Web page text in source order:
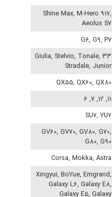
Shine Max, M-Hero 917,
Aeolus S7
G6, G9, P7
Giulia, Stelvio, Tonale, 33
Stradale, Junior
QX55, QX60, QX80
11, 12, 7, 6
SU7, YU7
GV60, GV70, GV80, G70,
G80, G90
Corsa, Mokka, Astra
Xingyui, BoYue, Emgrand,
Galaxy L6, Galaxy E8,
Galaxy E5, Galaxy